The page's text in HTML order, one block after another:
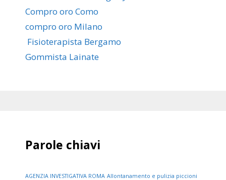
Compro oro Como
compro oro Milano
Fisioterapista Bergamo
Gommista Lainate
Parole chiavi
AGENZIA INVESTIGATIVA ROMA Allontanamento e pulizia piccioni